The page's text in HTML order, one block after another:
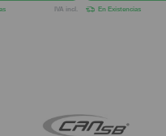
IVA incl. En Existencias